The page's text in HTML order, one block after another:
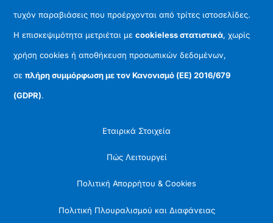
τυχόν παραβιάσεις που προέρχονται από τρίτες ιστοσελίδες.
Η επισκεψιμότητα μετριέται μεcookieless στατιστικά, χωρίς
χρήση cookies ή αποθήκευση προσωπικών δεδομένων,
σεπλήρη συμμόρφωση με τον Κανονισμό (ΕΕ) 2016/679
(GDPR).
Εταιρικά Στοιχεία
Πώς Λειτουργεί
Πολιτική Απορρήτου & Cookies
Πολιτική Πλουραλισμού και Διαφάνειας